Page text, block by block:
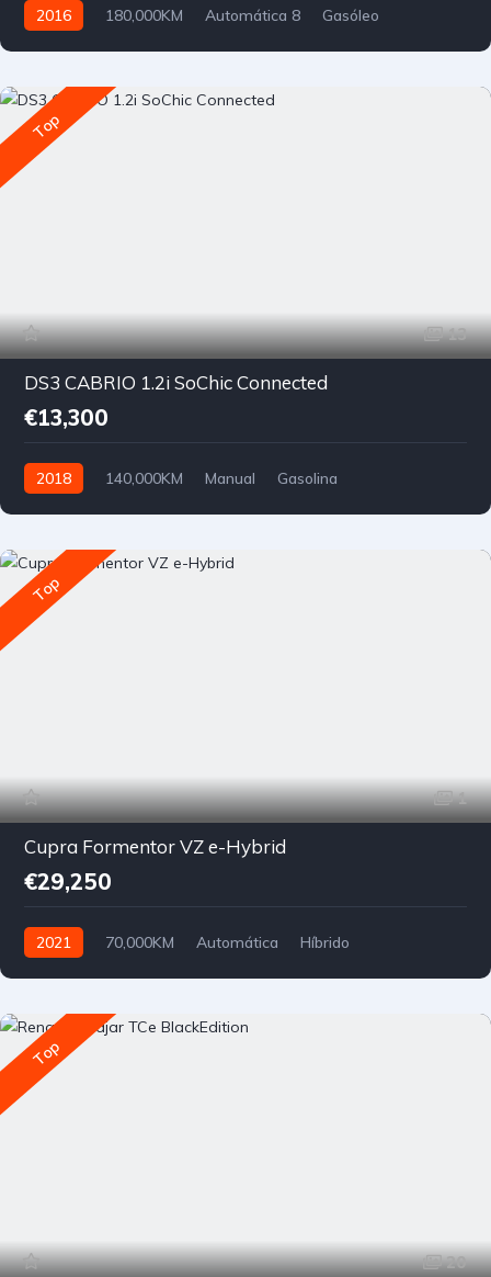
2016 180,000KM Automática 8
Gasóleo
Top
13
DS3 CABRIO 1.2i SoChic Connected
€13,300
2018 140,000KM Manual
Gasolina
Top
1
Cupra Formentor VZ e-Hybrid
€29,250
2021 70,000KM Automática
Híbrido
Top
20